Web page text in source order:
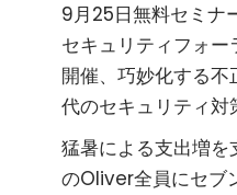
9月25日無料セミナ
セキュリティフォー
開催、巧妙化する
代のセキュリティ対
猛暑による支出増
のOliver全員にセブ